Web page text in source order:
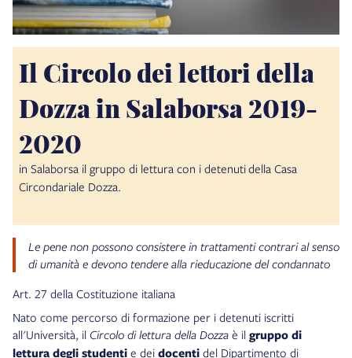
Il Circolo dei lettori della
Dozza in Salaborsa 2019-
2020
in Salaborsa il gruppo di lettura con i detenutidella Casa
Circondariale Dozza.
Le pene non possono consistere in trattamenti contrari al senso
di umanità e devono tendere alla rieducazione del condannato
Art. 27 della Costituzione italiana
Nato come percorso di formazione per i detenuti iscritti
all'Università, il Circolo di lettura della Dozza è il gruppo di
lettura degli studenti e dei docenti del Dipartimento di